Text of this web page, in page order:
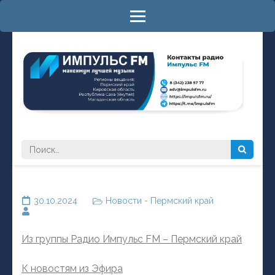
к
(нажмите
Enter)
Найти:
30.10.2024 Новости - Пермский край
Из группы Радио Импульс FM – Пермский край
К новостям из Эфира